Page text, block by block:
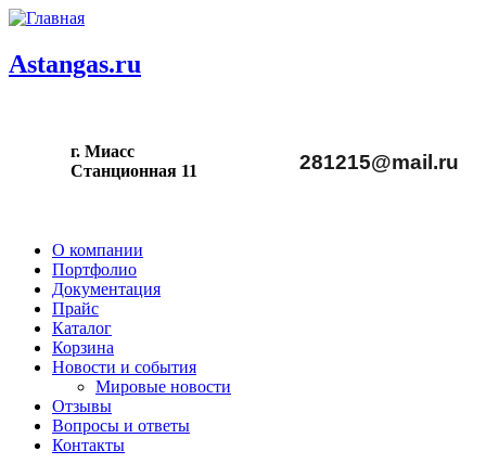
Astangas.ru
г. Миасс
Станционная 11 281215@mail.ru
О компании
Портфолио
Документация
Прайс
Каталог
Корзина
Новости и события
Мировые новости
Отзывы
Вопросы и ответы
Контакты